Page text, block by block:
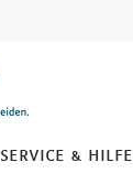
service & hilfe